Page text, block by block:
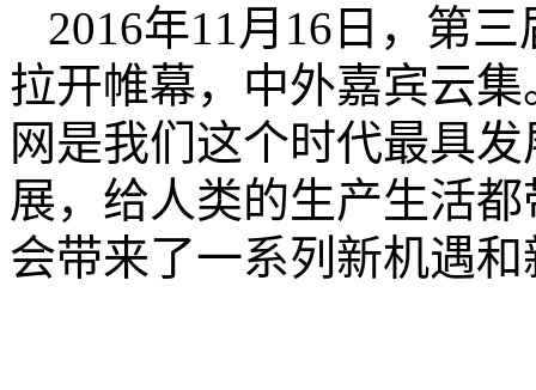
2016年11月16日，第
拉开帷幕，中外嘉宾云
网是我们这个时代最具
展，给人类的生产生活
会带来了一系列新机遇和